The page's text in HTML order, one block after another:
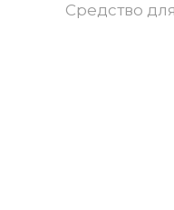
Средство